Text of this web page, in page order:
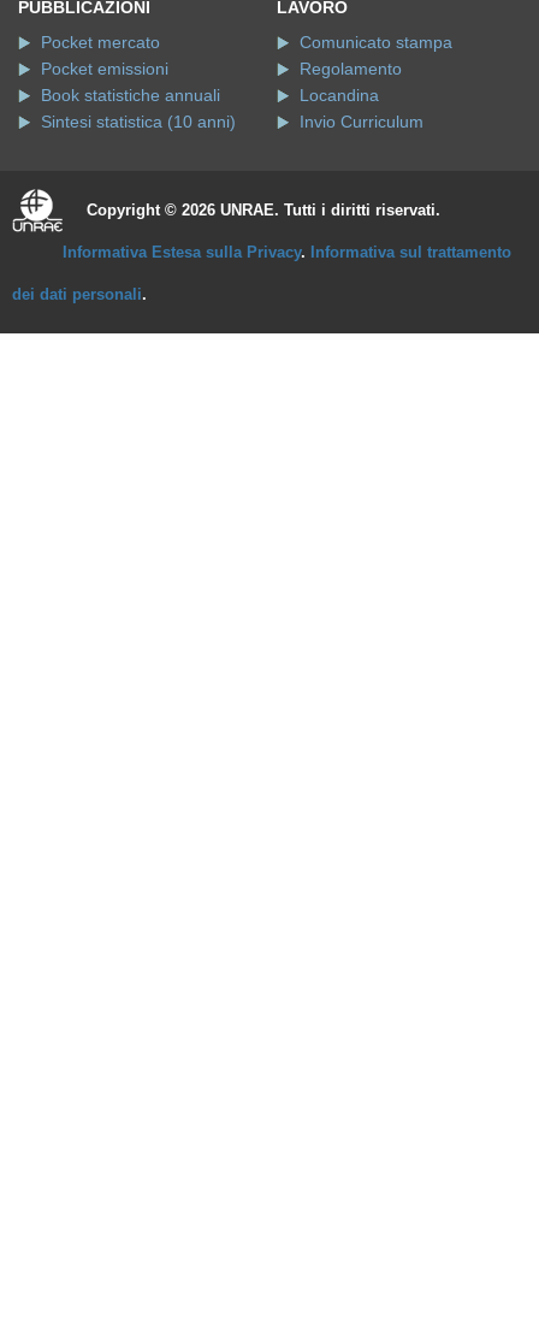
PUBBLICAZIONI
Pocket mercato
Pocket emissioni
Book statistiche annuali
Sintesi statistica (10 anni)
LAVORO
Comunicato stampa
Regolamento
Locandina
Invio Curriculum
Copyright © 2026 UNRAE. Tutti i diritti riservati.
Informativa Estesa sulla Privacy. Informativa sul trattamento
dei dati personali.